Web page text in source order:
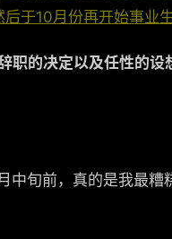
于10月份再开始事业生
职的决定以及任性的
中旬前，真的是我最